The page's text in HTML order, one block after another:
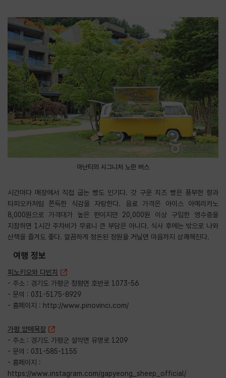
아난티의 시그니처 노란 버스
시간마다 매장에서 직접 굽는 빵도 인기다. 갓 구운 치즈 빵은 풍부한 향과
타피오카처럼 쫀득한 식감을 자랑한다. 음료 가격은 아이스 아메리카노
8,000원으로 가격대가 높은 편이지만 20,000원 이상 구입한 영수증을
지참하면 1시간 주차비가 무료니 큰 부담은 아니다. 식사 후에는 밖으로 나와
산책을 즐겨도 좋다. 깔끔하게 정돈된 정원을 거닐면 마음까지 상쾌해진다.
여행 정보
피노키오와 다빈치
- 주소 : 경기도 가평군 청평면 호반로 1073-56
- 문의 : 031-5175-8929
- 홈페이지 : http://www.pinovinci.com/
가평 양떼목장
- 주소 : 경기도 가평군 설악면 유명로 1209
- 문의 : 031-585-1155
- 홈페이지 :
https://www.instagram.com/gapyeong_sheep_official/